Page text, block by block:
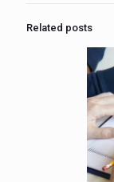
Related posts